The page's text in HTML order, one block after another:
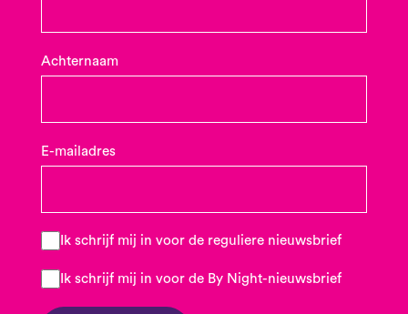
Achternaam
E-mailadres
Ik schrijf mij in voor de reguliere nieuwsbrief
Ik schrijf mij in voor de By Night-nieuwsbrief